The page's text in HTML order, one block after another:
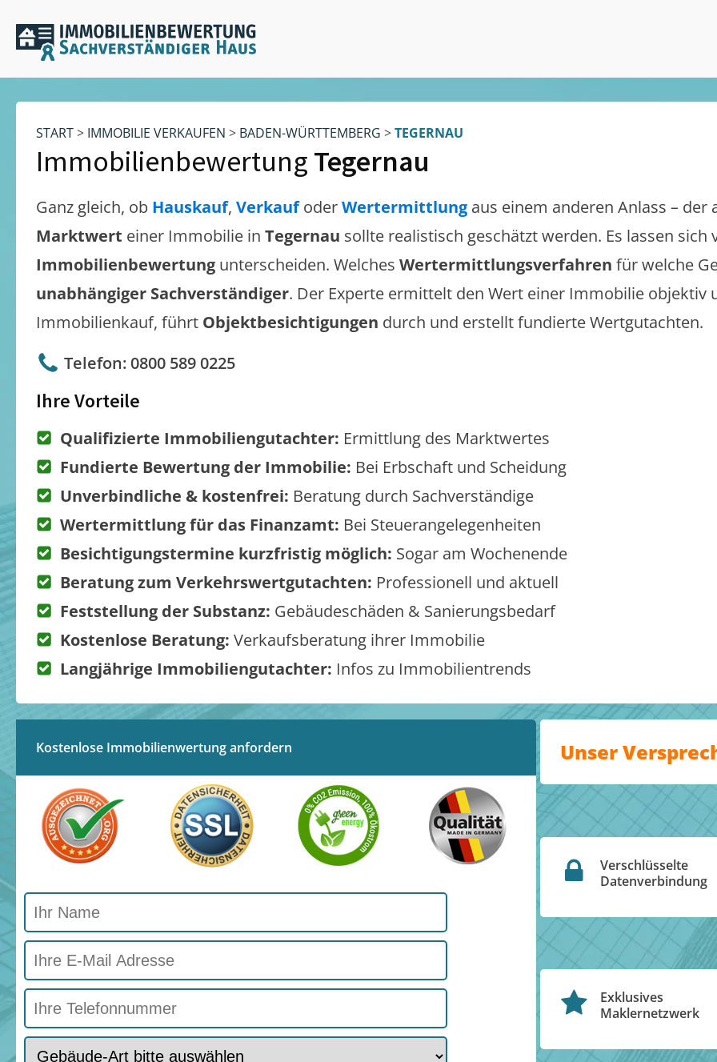
START> IMMOBILIE VERKAUFEN > BADEN-WÜRTTEMBERG >TEGERNAU
Immobilienbewertung Tegernau
Ganz gleich, ob Hauskauf, VerkaufoderWertermittlung aus einem anderen Anlass – der
Marktwert einer Immobilie in Tegernau sollte realistisch geschätzt werden. Es lassen sich
Immobilienbewertung unterscheiden. Welches Wertermittlungsverfahren für welche
unabhängiger Sachverständiger. Der Experte ermittelt den Wert einer Immobilie objektiv
Immobilienkauf, führt Objektbesichtigungen durch und erstellt fundierte Wertgutachten.
Telefon: 0800 589 0225
Ihre Vorteile
Qualifizierte Immobiliengutachter: Ermittlung des Marktwertes
Fundierte Bewertung der Immobilie: Bei Erbschaft und Scheidung
Unverbindliche & kostenfrei: Beratung durch Sachverständige
Wertermittlung für das Finanzamt: Bei Steuerangelegenheiten
Besichtigungstermine kurzfristig möglich: Sogar am Wochenende
Beratung zum Verkehrswertgutachten: Professionell und aktuell
Feststellung der Substanz: Gebäudeschäden & Sanierungsbedarf
Kostenlose Beratung: Verkaufsberatung ihrer Immobilie
Langjährige Immobiliengutachter: Infos zu Immobilientrends
Kostenlose Immobilienwertung anfordern Unser
Verschlüsselte
Datenverbindung
Exklusives
Maklernetzwerk